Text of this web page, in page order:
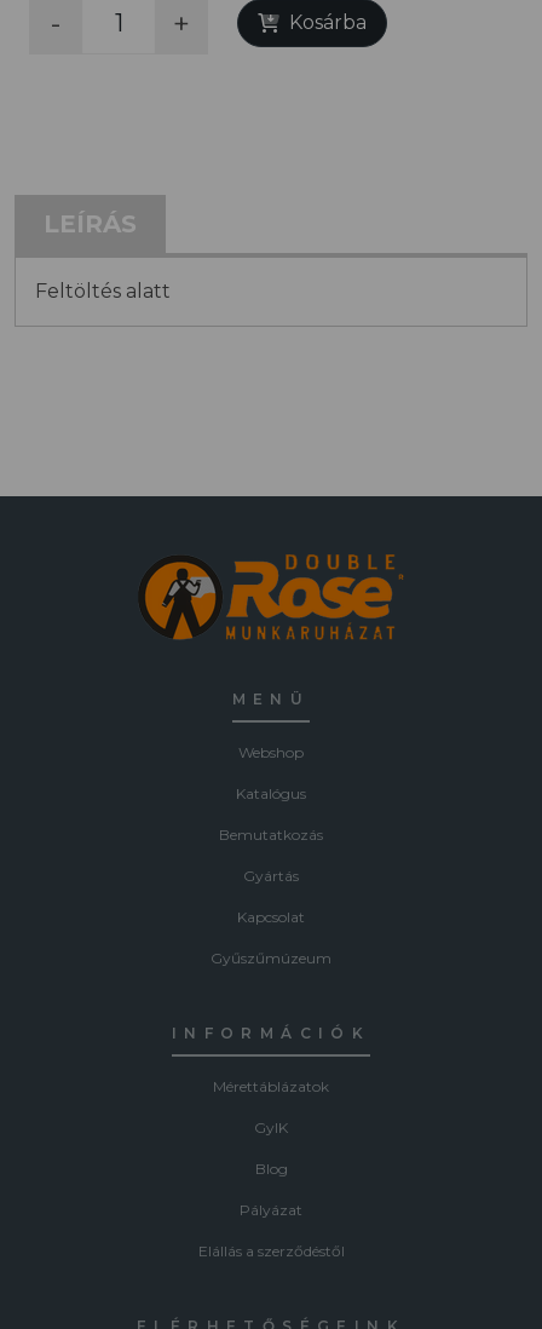
- + Kosárba
LEÍRÁS
Feltöltés alatt
MENÜ
Webshop
Katalógus
Bemutatkozás
Gyártás
Kapcsolat
Gyűszűmúzeum
INFORMÁCIÓK
Mérettáblázatok
GyIK
Blog
Pályázat
Elállás a szerződéstől